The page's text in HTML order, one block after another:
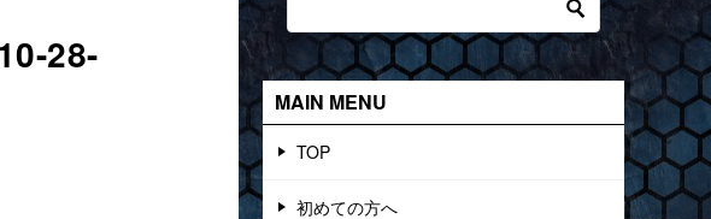
28-
MAIN MENU
TOP
初めての方へ